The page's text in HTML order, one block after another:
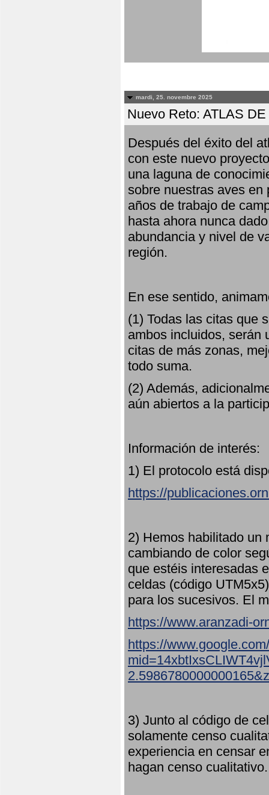
mardi, 25. novembre 2025
Nuevo Reto: ATLAS
Después del éxito del
con este nuevo
una laguna de
sobre nuestras aves en
años de trabajo de
hasta ahora nunca
abundancia y nivel de
región.
En ese sentido,
(1) Todas las citas que
ambos incluidos, serán
citas de más zonas,
todo suma.
(2) Además,
aún abiertos a la
Información de interés:
1) El protocolo está
https://
2) Hemos habilitado un
cambiando de color
que estéis interesadas
celdas (código
para los sucesivos. El
https://www.aranzadi-
https://
3) Junto al código de
solamente censo
experiencia en censar
hagan censo